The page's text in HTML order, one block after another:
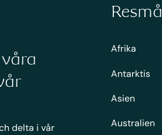
delta i vår
Afrika
Antarktis
Asien
Australien